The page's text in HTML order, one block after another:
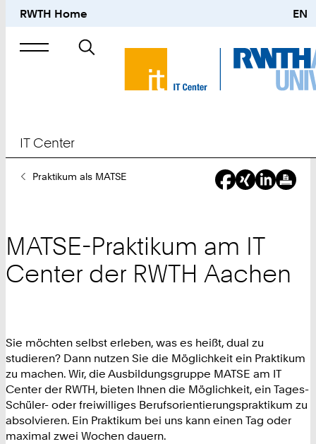
RWTH Home EN
Suche
nach
IT Center
SiePraktikum als MATSE
MATSE-Praktikum am IT
Center der RWTH Aachen
Sie möchten selbst erleben, was es heißt, dual zu
studieren? Dann nutzen Sie die Möglichkeit ein Praktikum
zu machen. Wir, die Ausbildungsgruppe MATSE am IT
Center der RWTH, bieten Ihnen die Möglichkeit, ein Tages-
Schüler- oder freiwilliges Berufsorientierungspraktikum zu
absolvieren. Ein Praktikum bei uns kann einen Tag oder
maximal zwei Wochen dauern.